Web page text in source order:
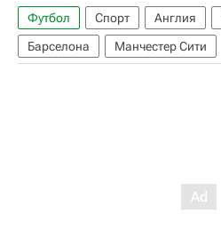
Футбол Спорт Англия
Барселона
Манчестер Сити